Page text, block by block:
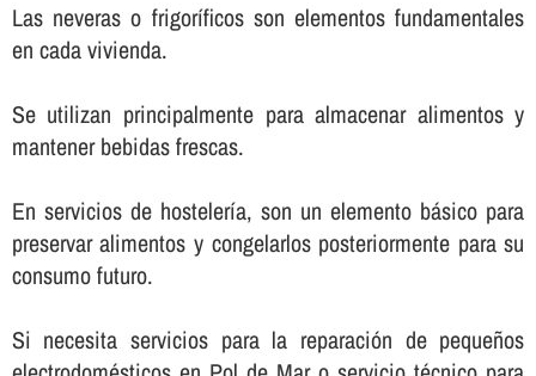
Las neveras o frigorí­ficos son elementos fundamentales
en cada vivienda.
Se utilizan principalmente para almacenar alimentos y
mantener bebidas frescas.
En servicios de hostelerí­a, son un elemento básico para
preservar alimentos y congelarlos posteriormente para su
consumo futuro.
Si necesita servicios para la reparación de pequeños